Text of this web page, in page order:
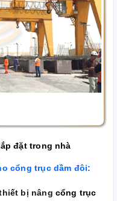
đặt trong nhà
cổng trục dầm đôi:
bị nâng cổng trục